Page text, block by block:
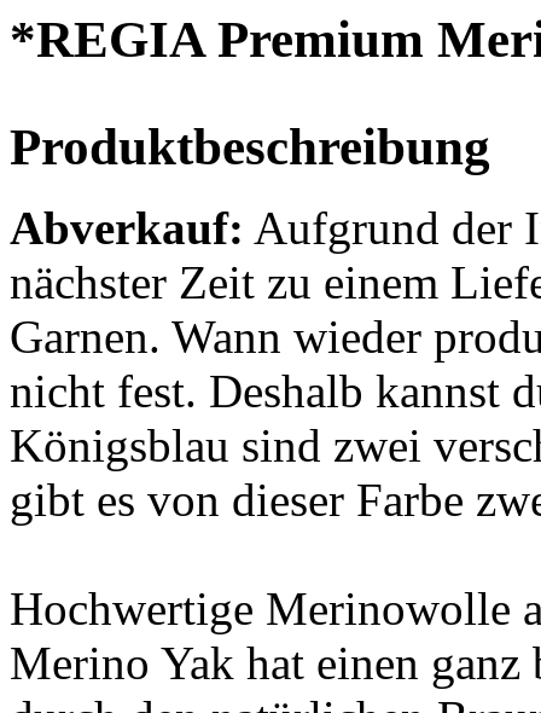
*REGIA Premium
Produktbeschreibung
Abverkauf: Aufgrund der
nächster Zeit zu einem
Garnen. Wann wieder
nicht fest. Deshalb kannst
Königsblau sind zwei
gibt es von dieser Farbe
Hochwertige Merinowolle
Merino Yak hat einen